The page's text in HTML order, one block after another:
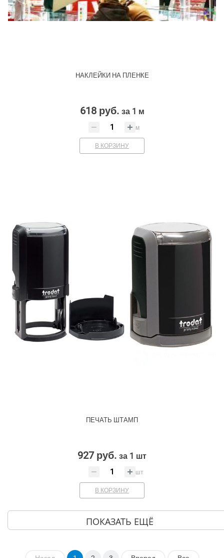
НАКЛЕЙКИ НА ПЛЕНКЕ
618 руб. за 1 м
м
В КОРЗИНУ
ПЕЧАТЬ ШТАМП
927 руб. за 1 шт
шт
В КОРЗИНУ
ПОКАЗАТЬ ЕЩЁ